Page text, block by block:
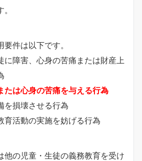
件は以下です。
に障害、心身の苦痛または財産上
たは心身の苦痛を与える行為
を損壊させる行為
育活動の実施を妨げる行為
他の児童・生徒の義務教育を受け